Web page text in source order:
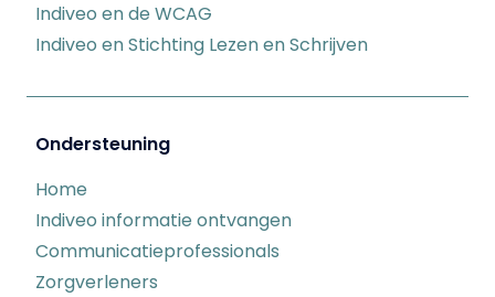
Indiveo en de WCAG
Indiveo en Stichting Lezen en Schrijven
Ondersteuning
Home
Indiveo informatie ontvangen
Communicatieprofessionals
Zorgverleners